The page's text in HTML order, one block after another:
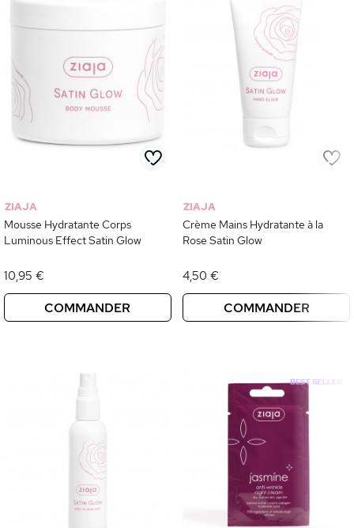
ZIAJA
Mousse Hydratante Corps
Luminous Effect Satin Glow
10,95 €
COMMANDER
ZIAJA
Crème Mains Hydratante à la
Rose Satin Glow
4,50 €
COMMANDER